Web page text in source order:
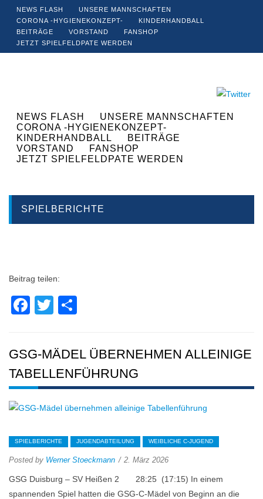
NEWS FLASH
UNSERE MANNSCHAFTEN
CORONA -HYGIENEKONZEPT-
KINDERHANDBALL
BEITRÄGE
VORSTAND
FANSHOP
JETZT SPIELFELDPATE WERDEN
NEWS FLASH
UNSERE MANNSCHAFTEN
CORONA -HYGIENEKONZEPT-
KINDERHANDBALL
BEITRÄGE
VORSTAND
FANSHOP
JETZT SPIELFELDPATE WERDEN
SPIELBERICHTE
Beitrag teilen:
Facebook
Twitter
GSG-MÄDEL ÜBERNEHMEN ALLEINIGE
TABELLENFÜHRUNG
SPIELBERICHTE JUGENDABTEILUNG WEIBLICHE C-JUGEND
Posted by Werner Stoeckmann 2. März 2026
GSG Duisburg – SV Heißen 2 28:25 (17:15) In einem
spannenden Spiel hatten die GSG-C-Mädel von Beginn an die